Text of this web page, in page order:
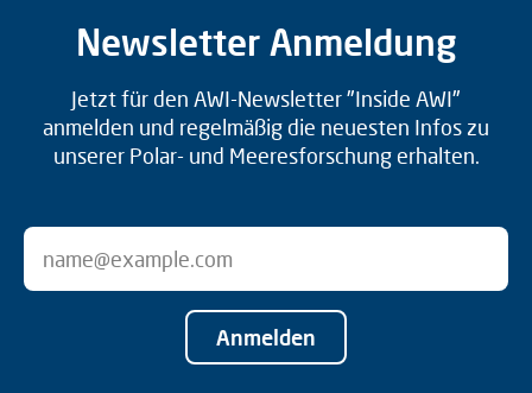
Newsletter Anmeldung
Jetzt für den AWI-Newsletter "Inside AWI"
anmelden und regelmäßig die neuesten Infos zu
unserer Polar- und Meeresforschung erhalten.
Anmelden